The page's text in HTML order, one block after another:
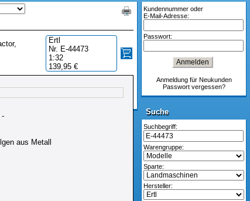
Kundennummer oder
E-Mail-Adresse:
Passwort:
Anmeldung für Neukunden
Passwort vergessen?
Suche
Suche
Suchbegriff:
Warengruppe:
Sparte:
Hersteller:
-
aus Metall
Ertl
Nr. E-44473
1:32
139,95 €